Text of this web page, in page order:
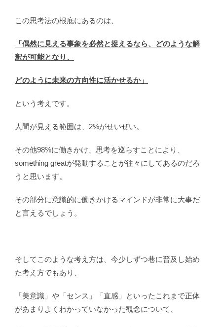
この思考法の根底にあるのは、
「偶然に見える事象を必然と捉えるなら、どのような解
釈が可能となり、
どのように未来の方向性に活かせるか」
という考えです。
人間が見える範囲は、2%がせいぜい。
その他98%に働きかけ、思考を巡らすことにより、
something greatが発動することが往々にしてあるのだろ
うと思います。
その部分に意識的に働きかけるマインドが非常に大事だ
と言えるでしょう。
そしてこのような考え方は、今少しずつ巷に普及し始め
た考え方でもあり、
「美意識」や「センス」「直感」といったこれまで正体
があまりよくわかっていなかった観念について、